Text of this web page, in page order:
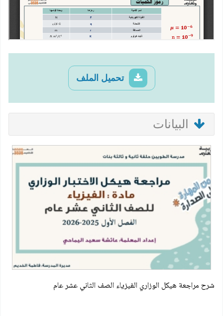
تحميل الملف
البيانات
شرح مراجعة هيكل الوزاري الفيزياء الصف الثاني عشر عام